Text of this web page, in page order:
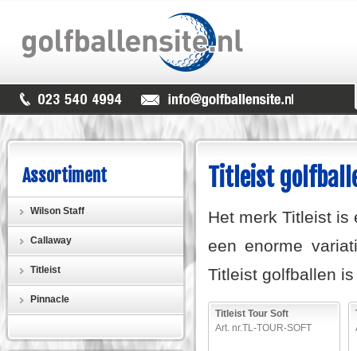
Assortiment
Wilson Staff
Callaway
Titleist
Pinnacle
Titleist
Het merk Titleist is
een enorme
Titleist golfballen
Titleist Tour Soft
Art. nr.TL-TOUR-SOFT